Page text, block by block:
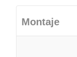
Montaje